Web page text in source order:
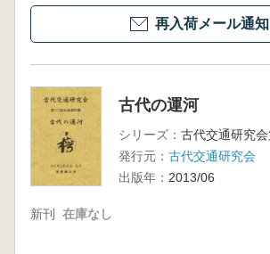
再入荷メール通知
古代の運河
シリーズ：
発行元： 古代交通研究会
出版年： 2013/06
新刊 在庫なし